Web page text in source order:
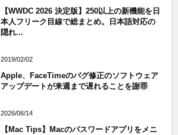
【WWDC 2026 決定版】250以上の新機能を日
本人フリーク目線で総まとめ。日本語対応の
隠れ...
2019/02/02
Apple、FaceTimeのバグ修正のソフトウェア
アップデートが来週まで遅れることを謝罪
2026/06/14
【Mac Tips】Macのパスワードアプリをメニ